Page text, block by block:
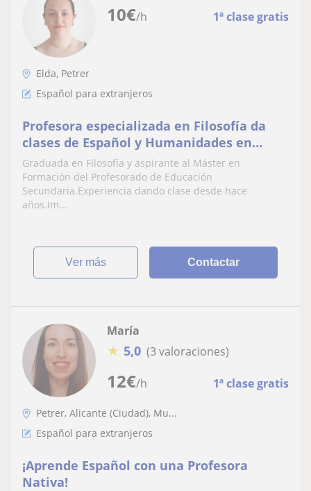
10€/h 1ª clase gratis
Elda, Petrer
Español para extranjeros
Profesora especializada en Filosofía da
clases de Español y Humanidades en
Verano
Graduada en Filosofía y aspirante al Máster en
Formación del Profesorado de Educación
Secundaria.Experiencia dando clase desde hace
años.Im...
ver más Contactar
12€/h 1ª clase gratis
María
★ 5,0 (3 valoraciones)
Petrer, Alicante (Ciudad), Mu...
Español para extranjeros
¡Aprende Español con una Profesora
Nativa!